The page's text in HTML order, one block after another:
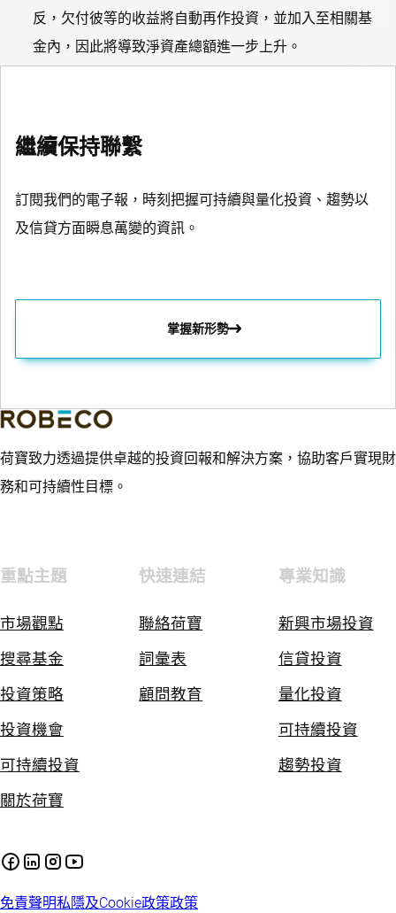
反，欠付彼等的收益將自動再作投資，並加入至相關基
金內，因此將導致淨資產總額進一步上升。
繼續保持聯繫
訂閱我們的電子報，時刻把握可持續與量化投資、趨勢以
及信貸方面瞬息萬變的資訊。
掌握新形勢
荷寶致力透過提供卓越的投資回報和解決方案，協助客戶實現財
務和可持續性目標。
重點主題
市場觀點
搜尋基金
投資策略
投資機會
可持續投資
關於荷寶
快速連結
聯絡荷寶
詞彙表
顧問教育
專業知識
新興市場投資
信貸投資
量化投資
可持續投資
趨勢投資
免責聲明私隱及Cookie政策政策